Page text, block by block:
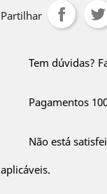
Partilhar
Tem dúvidas?
Pagamentos
Não está
aplicáveis.